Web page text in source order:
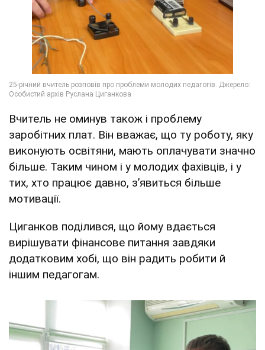
Вчитель не оминув також і проблему
заробітних плат. Він вважає, що ту роботу, яку
виконують освітяни, мають оплачувати значно
більше. Таким чином і у молодих фахівців, і у
тих, хто працює давно, зʼявиться більше
мотивації.
Циганков поділився, що йому вдається
вирішувати фінансове питання завдяки
додатковим хобі, що він радить робити й
іншим педагогам.